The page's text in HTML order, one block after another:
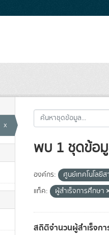
x
พบ 1 ชุดข้อ
องค์กร: ศูนย์เทคโนโลยี
แท็ค:
ผู้สำเร็จการศึกษา
สถิติจำนวนผู้สำเร็จกา